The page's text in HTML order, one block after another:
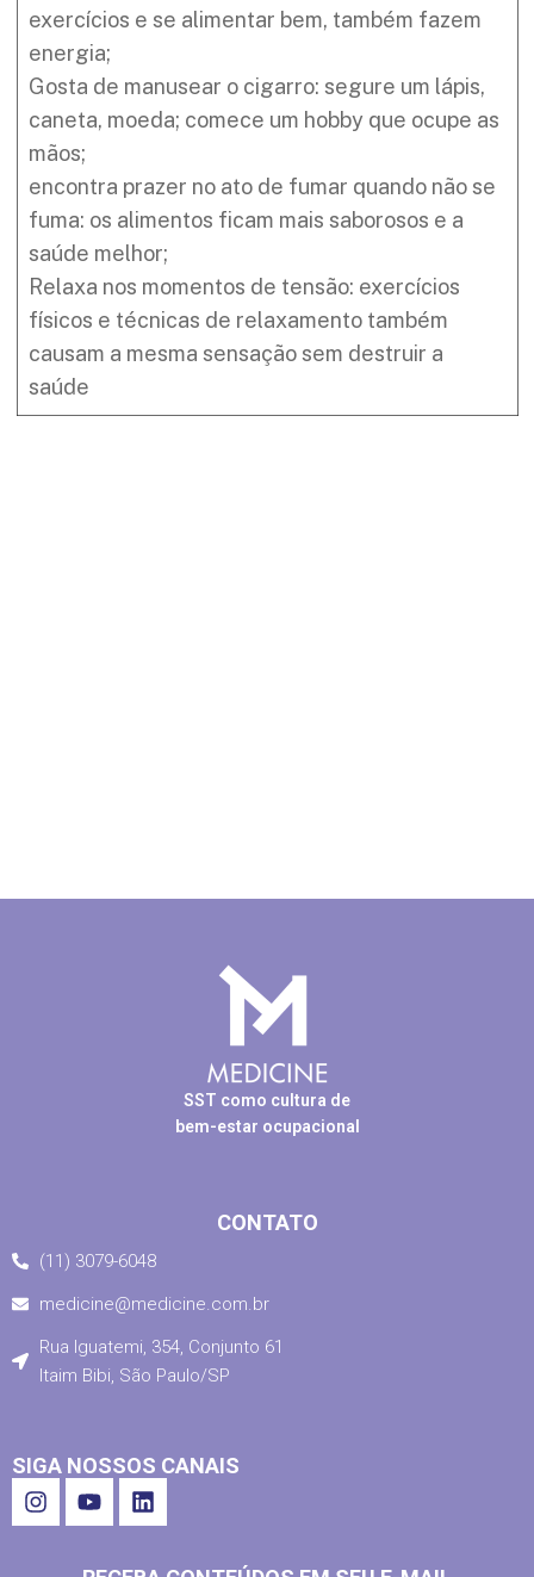
exercícios e se alimentar bem, também fazem
energia;
Gosta de manusear o cigarro: segure um lápis,
caneta, moeda; comece um hobby que ocupe as
mãos;
encontra prazer no ato de fumar quando não se
fuma: os alimentos ficam mais saborosos e a
saúde melhor;
Relaxa nos momentos de tensão: exercícios
físicos e técnicas de relaxamento também
causam a mesma sensação sem destruir a
saúde
SST como cultura de
bem-estar ocupacional
CONTATO
(11) 3079-6048
medicine@medicine.com.br
Rua Iguatemi, 354, Conjunto 61
Itaim Bibi, São Paulo/SP
SIGA NOSSOS CANAIS